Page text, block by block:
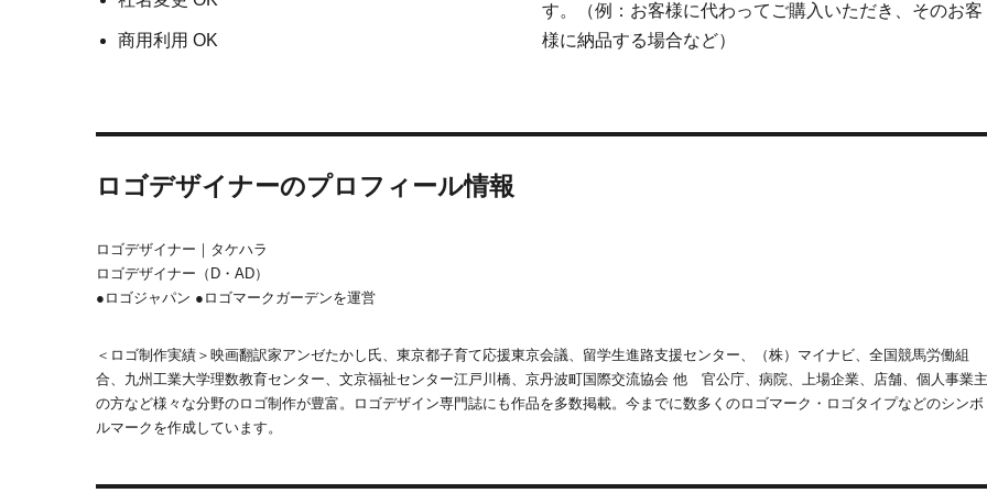
商用利用 OK
す。（例：お客様に代わってご購入いただき、そのお客
様に納品する場合など）
ロゴデザイナーのプロフィール情報
ロゴデザイナー｜タケハラ
ロゴデザイナー（D・AD）
●ロゴジャパン ●ロゴマークガーデンを運営
＜ロゴ制作実績＞映画翻訳家アンゼたかし氏、東京都子育て応援東京会議、留学生進路支援センター、（株）マイナビ、全国競馬労働組
合、九州工業大学理数教育センター、文京福祉センター江戸川橋、京丹波町国際交流協会 他 官公庁、病院、上場企業、店舗、個人事業主
の方など様々な分野のロゴ制作が豊富。ロゴデザイン専門誌にも作品を多数掲載。今までに数多くのロゴマーク・ロゴタイプなどのシンボ
ルマークを作成しています。